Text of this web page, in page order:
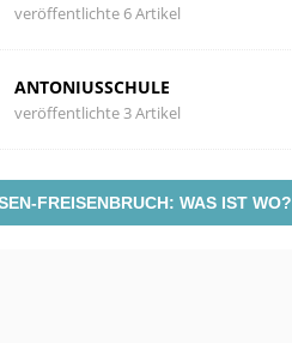
veröffentlichte 6 Artikel
ANTONIUSSCHULE
veröffentlichte 3 Artikel
FREISENBRUCH: WAS IST WO?